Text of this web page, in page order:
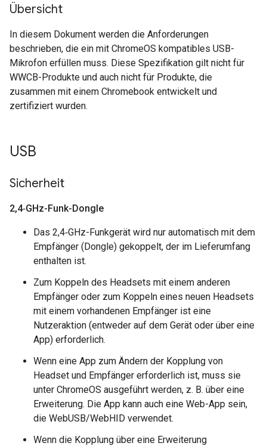
Übersicht
In diesem Dokument werden die Anforderungen
beschrieben, die ein mit ChromeOS kompatibles USB-
Mikrofon erfüllen muss. Diese Spezifikation gilt nicht für
WWCB-Produkte und auch nicht für Produkte, die
zusammen mit einem Chromebook entwickelt und
zertifiziert wurden.
USB
Sicherheit
2,4‑GHz-Funk-Dongle
Das 2,4‑GHz-Funkgerät wird nur automatisch mit dem
Empfänger (Dongle) gekoppelt, der im Lieferumfang
enthalten ist.
Zum Koppeln des Headsets mit einem anderen
Empfänger oder zum Koppeln eines neuen Headsets
mit einem vorhandenen Empfänger ist eine
Nutzeraktion (entweder auf dem Gerät oder über eine
App) erforderlich.
Wenn eine App zum Ändern der Kopplung von
Headset und Empfänger erforderlich ist, muss sie
unter ChromeOS ausgeführt werden, z. B. über eine
Erweiterung. Die App kann auch eine Web-App sein,
die WebUSB/WebHID verwendet.
Wenn die Kopplung über eine Erweiterung